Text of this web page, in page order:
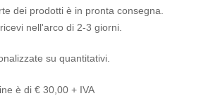
dei prodotti è in pronta consegna.
nell'arco di 2-3 giorni.
su quantitativi.
è di € 30,00 + IVA